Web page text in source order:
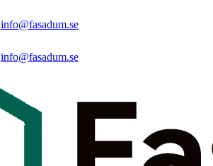
info@fasadum.se
info@fasadum.se